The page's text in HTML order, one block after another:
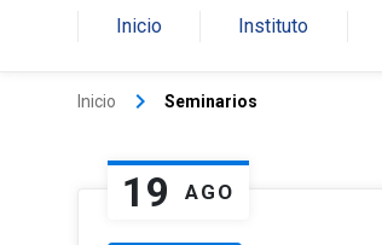
Inicio Instituto
Inicio keyboard_arrow_right Seminarios
19 AGO